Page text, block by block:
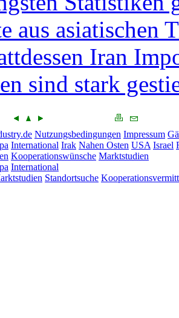
aus asiatischen
Iran
sind stark
Nutzungsbedingungen Impressum
International Irak Nahen Osten USA Israel
Kooperationswünsche Marktstudien
International
Standortsuche